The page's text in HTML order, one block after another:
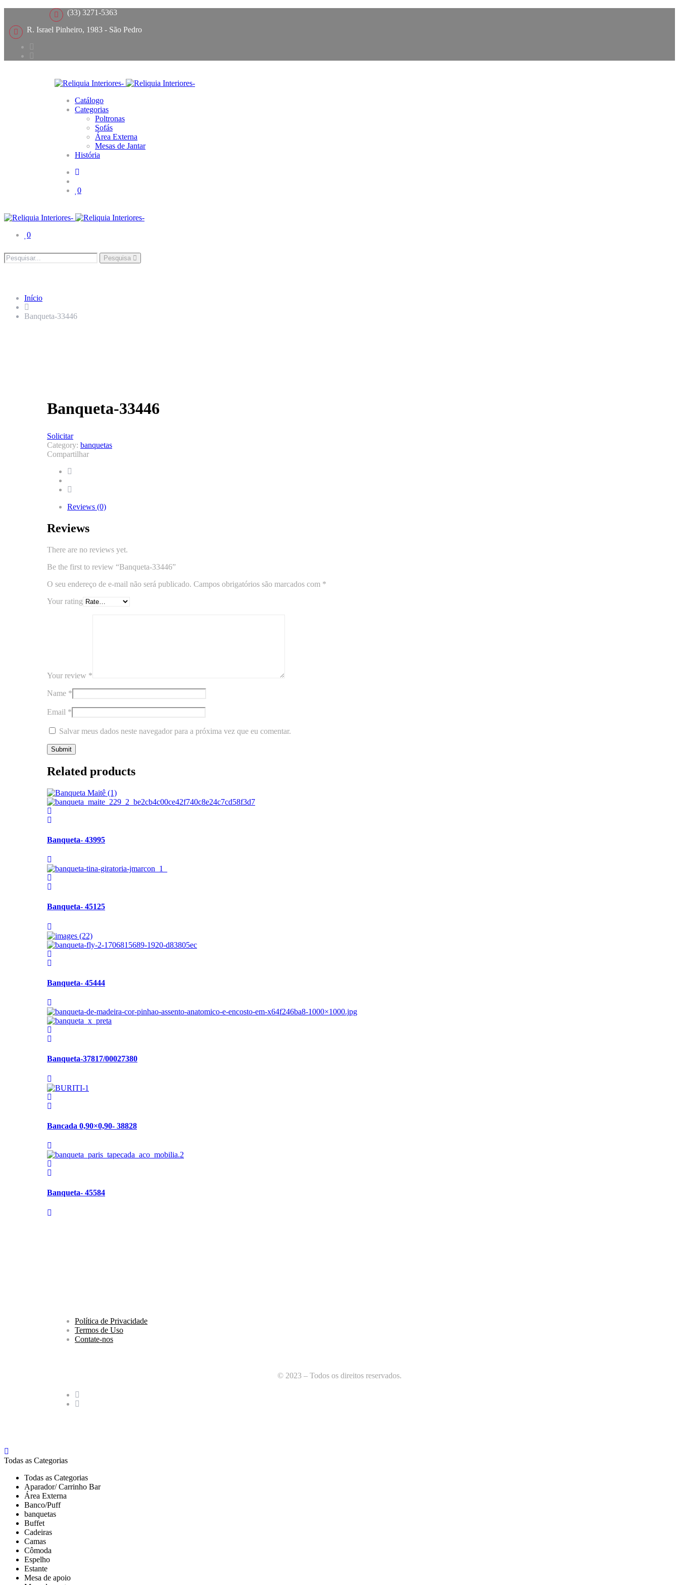
(33) 3271-5363
R. Israel Pinheiro, 1983 - São Pedro
Catálogo
Categorias
Poltronas
Sofás
Área Externa
Mesas de Jantar
História
0
0
Pesquisa
Início
Banqueta-33446
Banqueta-33446
Solicitar
Category: banquetas
Compartilhar
Reviews (0)
Reviews
There are no reviews yet.
Be the first to review “Banqueta-33446”
O seu endereço de e-mail não será publicado. Campos obrigatórios são marcados com *
Your rating
Your review *
Name *
Email *
Salvar meus dados neste navegador para a próxima vez que eu comentar.
Related products
Banqueta- 43995
Banqueta- 45125
Banqueta- 45444
Banqueta-37817/00027380
Bancada 0,90×0,90- 38828
Banqueta- 45584
Política de Privacidade
Termos de Uso
Contate-nos
© 2023 – Todos os direitos reservados.
Todas as Categorias
Todas as Categorias
Aparador/ Carrinho Bar
Área Externa
Banco/Puff
banquetas
Buffet
Cadeiras
Camas
Cômoda
Espelho
Estante
Mesa de apoio